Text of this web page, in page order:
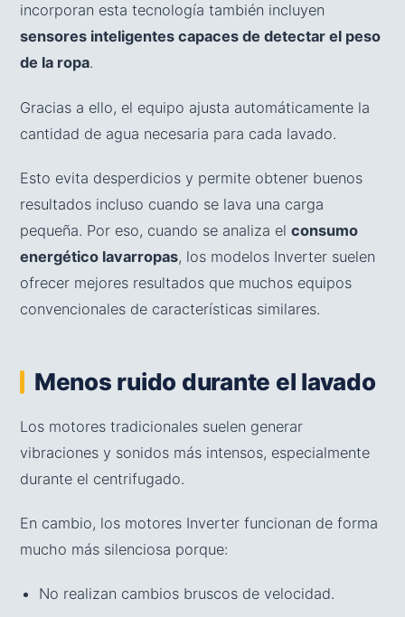
incorporan esta tecnología también incluyen
sensores inteligentes capaces de detectar el peso
de la ropa.
Gracias a ello, el equipo ajusta automáticamente la
cantidad de agua necesaria para cada lavado.
Esto evita desperdicios y permite obtener buenos
resultados incluso cuando se lava una carga
pequeña. Por eso, cuando se analiza el consumo
energético lavarropas, los modelos Inverter suelen
ofrecer mejores resultados que muchos equipos
convencionales de características similares.
Menos ruido durante el lavado
Los motores tradicionales suelen generar
vibraciones y sonidos más intensos, especialmente
durante el centrifugado.
En cambio, los motores Inverter funcionan de forma
mucho más silenciosa porque:
No realizan cambios bruscos de velocidad.